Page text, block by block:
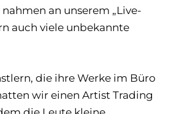
an unserem „Live-
auch viele unbekannte
die ihre Werke im Büro
wir einen Artist Trading